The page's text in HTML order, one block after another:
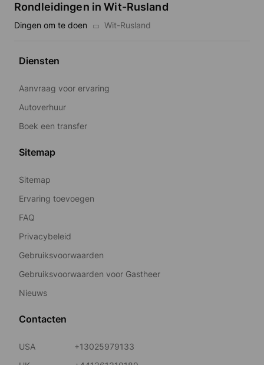
Rondleidingen in Wit-Rusland
Dingen om te doen Wit-Rusland
Diensten
Aanvraag voor ervaring
Autoverhuur
Boek een transfer
Sitemap
Sitemap
Ervaring toevoegen
FAQ
Privacybeleid
Gebruiksvoorwaarden
Gebruiksvoorwaarden voor Gastheer
Nieuws
Contacten
USA
+13025979133